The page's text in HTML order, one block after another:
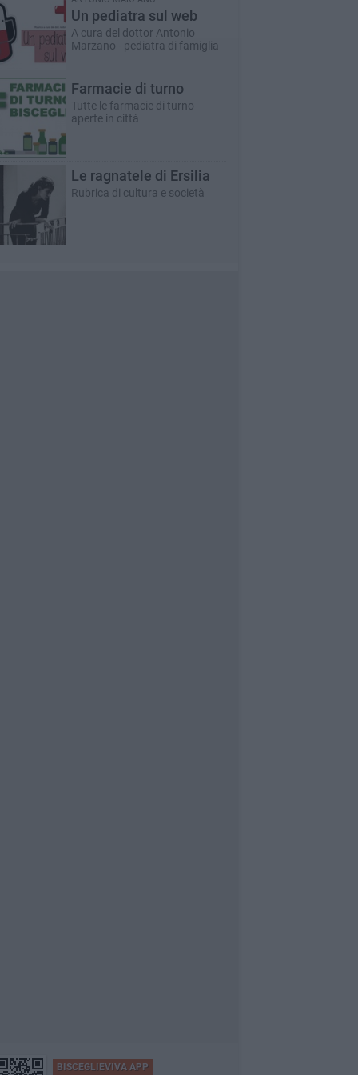
Un pediatra sul web
A cura del dottor Antonio
Marzano - pediatra di famiglia
Farmacie di turno
Tutte le farmacie di turno
aperte in città
Le ragnatele di Ersilia
Rubrica di cultura e società
BISCEGLIEVIVA APP